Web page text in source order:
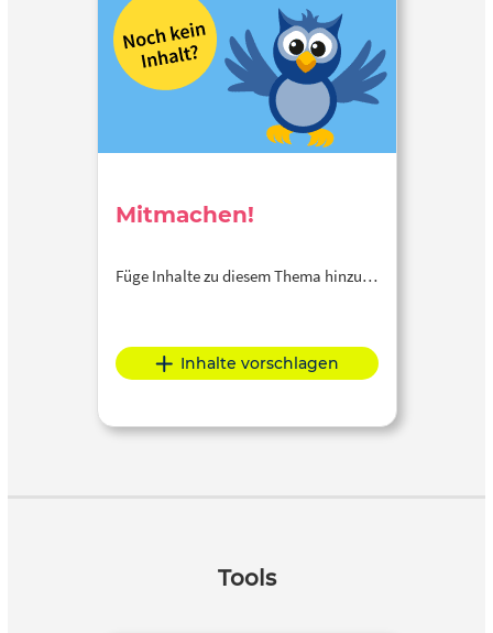
Mitmachen!
Füge Inhalte zu diesem Thema hinzu…
Inhalte vorschlagen
Tools